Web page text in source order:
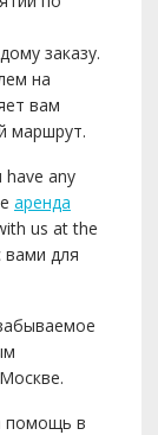
заказу.
на
вам
маршрут.
have any
аренда
us at the
для
помощь в